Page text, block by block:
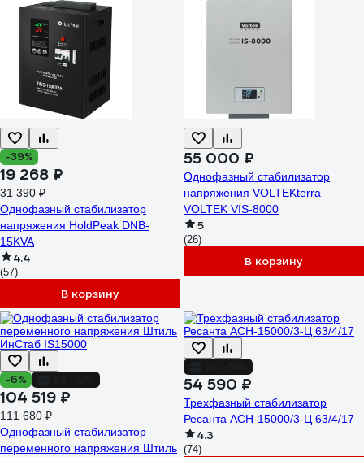
-39%
19 268 ₽
31 390 ₽
Однофазный стабилизатор
напряжения HoldPeak DNB-
15KVA
4.4
(57)
В корзину
55 000 ₽
Однофазный стабилизатор
напряжения VOLTEKterra
VOLTEK VIS-8000
5
(26)
В корзину
-6%
104 519 ₽
111 680 ₽
Однофазный стабилизатор
переменного напряжения Штиль
54 590 ₽
Трехфазный стабилизатор
Ресанта АСН-15000/3-Ц 63/4/17
4.3
(74)